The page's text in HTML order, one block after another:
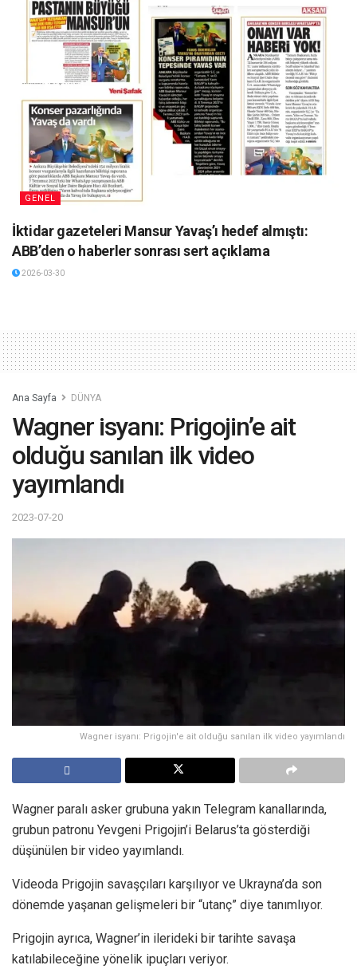
GENEL
İktidar gazeteleri Mansur Yavaş’ı hedef almıştı:
ABB’den o haberler sonrası sert açıklama
2026-03-30
Ana Sayfa DÜNYA
Wagner isyanı: Prigojin’e ait
olduğu sanılan ilk video
yayımlandı
2023-07-20
Wagner isyanı: Prigojin'e ait olduğu sanılan ilk video yayımlandı
Wagner paralı asker grubuna yakın Telegram kanallarında,
grubun patronu Yevgeni Prigojin’i Belarus’ta gösterdiği
düşünülen bir video yayımlandı.
Videoda Prigojin savaşçıları karşılıyor ve Ukrayna’da son
dönemde yaşanan gelişmeleri bir “utanç” diye tanımlıyor.
Prigojin ayrıca, Wagner’in ilerideki bir tarihte savaşa
katılabileceğine yönelik ipuçları veriyor.